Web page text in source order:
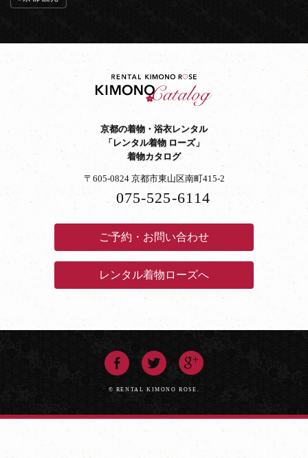
京都の着物・浴衣レンタル
「レンタル着物 ローズ」
着物カタログ
〒605-0824 京都市東山区南町415-2
075-525-6114
ご予約・お問い合わせ
レンタル着物ローズへ
© RENTAL KIMONO ROSE.